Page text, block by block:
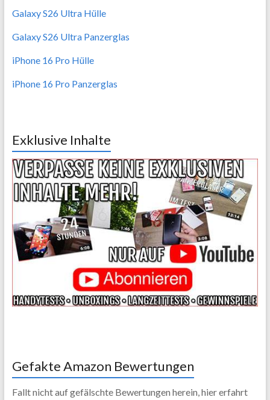
Galaxy S26 Ultra Hülle
Galaxy S26 Ultra Panzerglas
iPhone 16 Pro Hülle
iPhone 16 Pro Panzerglas
Exklusive Inhalte
Gefakte Amazon Bewertungen
Fallt nicht auf gefälschte Bewertungen herein, hier erfahrt